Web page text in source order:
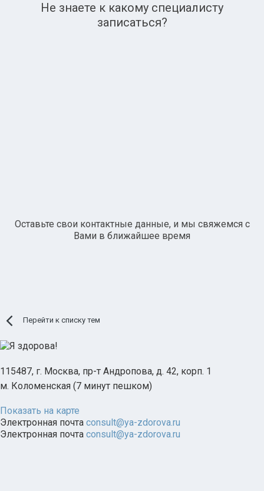
Не знаете к какому специалисту
записаться?
Оставьте свои контактные данные, и мы свяжемся с
Вами в ближайшее время
Перейти к списку тем
115487, г. Москва, пр-т Андропова, д. 42, корп. 1
м. Коломенская (7 минут пешком)
Показать на карте
Электронная почта consult@ya-zdorova.ru
Электронная почта consult@ya-zdorova.ru